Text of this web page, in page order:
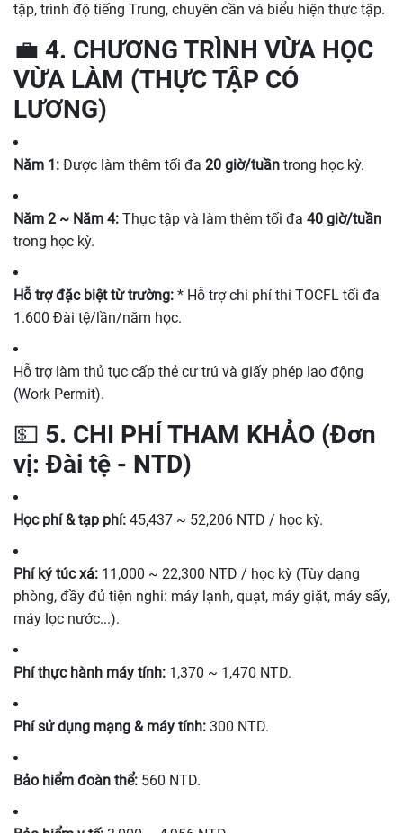
tập, trình độ tiếng Trung, chuyên cần và biểu hiện thực tập.
💼 4. CHƯƠNG TRÌNH VỪA HỌC
VỪA LÀM (THỰC TẬP CÓ
LƯƠNG)
Năm 1: Được làm thêm tối đa 20 giờ/tuần trong học kỳ.
Năm 2 ~ Năm 4: Thực tập và làm thêm tối đa 40 giờ/tuần
trong học kỳ.
Hỗ trợ đặc biệt từ trường: * Hỗ trợ chi phí thi TOCFL tối đa
1.600 Đài tệ/lần/năm học.
Hỗ trợ làm thủ tục cấp thẻ cư trú và giấy phép lao động
(Work Permit).
💵 5. CHI PHÍ THAM KHẢO (Đơn
vị: Đài tệ - NTD)
Học phí & tạp phí: 45,437 ~ 52,206 NTD / học kỳ.
Phí ký túc xá: 11,000 ~ 22,300 NTD / học kỳ (Tùy dạng
phòng, đầy đủ tiện nghi: máy lạnh, quạt, máy giặt, máy sấy,
máy lọc nước...).
Phí thực hành máy tính: 1,370 ~ 1,470 NTD.
Phí sử dụng mạng & máy tính: 300 NTD.
Bảo hiểm đoàn thể: 560 NTD.